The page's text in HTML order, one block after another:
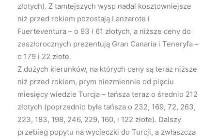
złotych). Z tamtejszych wysp nadal kosztowniejsze
niż przed rokiem pozostają Lanzarote i
Fuerteventura – o 93 i 61 złotych, a niższe ceny do
zeszłorocznych prezentują Gran Canaria i Teneryfa –
o 179 i 22 złote.
Z dużych kierunków, na których ceny są teraz niższe
niż przed rokiem, prym niezmiennie od pięciu
miesięcy wiedzie Turcja – tańsza teraz o średnio 212
złotych (poprzednio była tańsza o 232, 169, 72, 263,
223, 183, 198, 246, 229, 160, i 122 złote). Dalszy
przebieg popytu na wycieczki do Turcji, a zwłaszcza